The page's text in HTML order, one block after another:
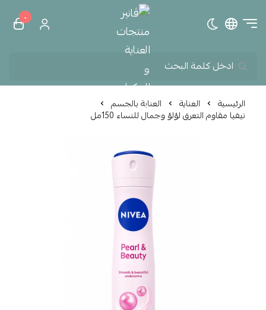
تبديل الوضع الداكنڤانير منتجات العناية و
٠
الرئيسية العناية العناية بالجسم
نيفيا مقاوم التعرق لؤلؤ وجمال للنساء 150مل